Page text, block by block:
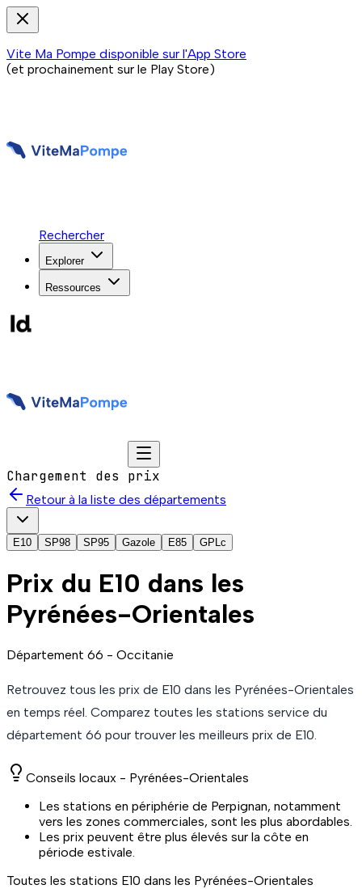
Vite Ma Pompe disponible sur l'App Store
(et prochainement sur le Play Store)
Rechercher
Explorer
Ressources
Chargement des prix
Retour à la liste des départements
E10 SP98 SP95 Gazole E85 GPLc
Prix du E10 dans les
Pyrénées-Orientales
Département 66 - Occitanie
Retrouvez tous les prix de E10 dans les Pyrénées-Orientales
en temps réel. Comparez toutes les stations service du
département 66 pour trouver les meilleurs prix de E10.
Conseils locaux - Pyrénées-Orientales
Les stations en périphérie de Perpignan, notamment
vers les zones commerciales, sont les plus abordables.
Les prix peuvent être plus élevés sur la côte en
période estivale.
Toutes les stations E10 dans les Pyrénées-Orientales